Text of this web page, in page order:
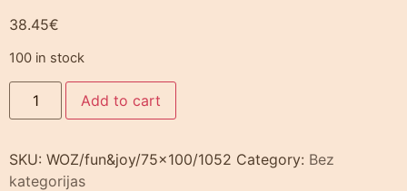
38.45€
100 in stock
Add to cart
SKU: WOZ/fun&joy/75x100/1052 Category: Bez
kategorijas